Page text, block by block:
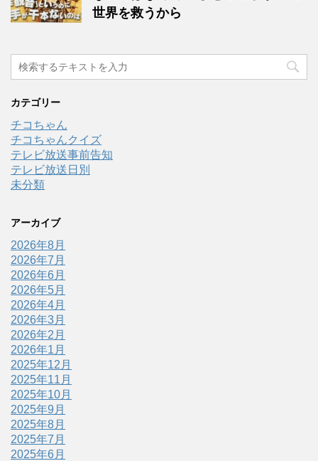
世界を救うから
カテゴリー
チコちゃん
チコちゃんクイズ
テレビ放送事前告知
テレビ放送日別
未分類
アーカイブ
2026年8月
2026年7月
2026年6月
2026年5月
2026年4月
2026年3月
2026年2月
2026年1月
2025年12月
2025年11月
2025年10月
2025年9月
2025年8月
2025年7月
2025年6月